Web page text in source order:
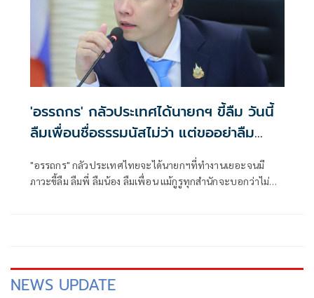
'อรรถกร' กลัวประเทศได้นายกฯ ขี้ลืม วันนี้
ลืมเพื่อนชื่อธรรมนัสไม่ว่า แต่ขออย่าลืม
"อรรถกร" กลัวประเทศไทยจะได้นายกฯที่ทำงานเยอะจนมี
ภาวะขี้ลืม ลืมพี่ ลืมน้อง ลืมเพื่อน แม้กูรูทุกสำนักจะบอกว่าไม่น่า
NEWS UPDATE